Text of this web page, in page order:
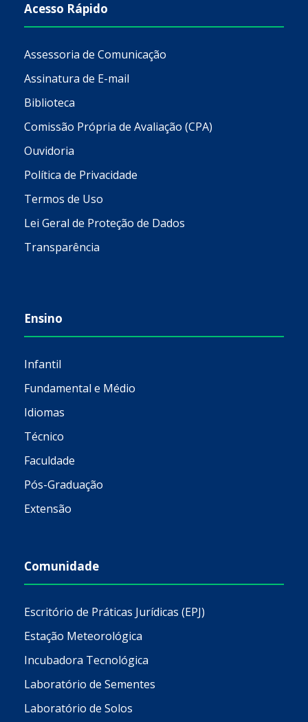
Acesso Rápido
Assessoria de Comunicação
Assinatura de E-mail
Biblioteca
Comissão Própria de Avaliação (CPA)
Ouvidoria
Política de Privacidade
Termos de Uso
Lei Geral de Proteção de Dados
Transparência
Ensino
Infantil
Fundamental e Médio
Idiomas
Técnico
Faculdade
Pós-Graduação
Extensão
Comunidade
Escritório de Práticas Jurídicas (EPJ)
Estação Meteorológica
Incubadora Tecnológica
Laboratório de Sementes
Laboratório de Solos